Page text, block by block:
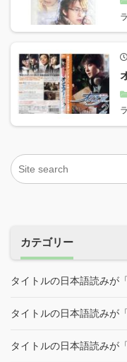
カテゴリー
タイトルの日本語読みが
タイトルの日本語読みが
タイトルの日本語読みが